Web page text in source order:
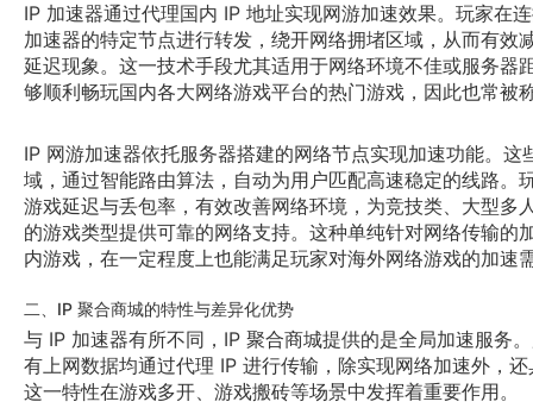
IP 加速器通过代理国内 IP 地址实现网游加速效果。玩家在
加速器的特定节点进行转发，绕开网络拥堵区域，从而有效
延迟现象。这一技术手段尤其适用于网络环境不佳或服务器
够顺利畅玩国内各大网络游戏平台的热门游戏，因此也常被
IP 网游加速器依托服务器搭建的网络节点实现加速功能。这
域，通过智能路由算法，自动为用户匹配高速稳定的线路。
游戏延迟与丢包率，有效改善网络环境，为竞技类、大型多
的游戏类型提供可靠的网络支持。这种单纯针对网络传输的
内游戏，在一定程度上也能满足玩家对海外网络游戏的加速
二、IP 聚合商城的特性与差异化优势
与 IP 加速器有所不同，IP 聚合商城提供的是全局加速服务
有上网数据均通过代理 IP 进行传输，除实现网络加速外，
这一特性在游戏多开、游戏搬砖等场景中发挥着重要作用。